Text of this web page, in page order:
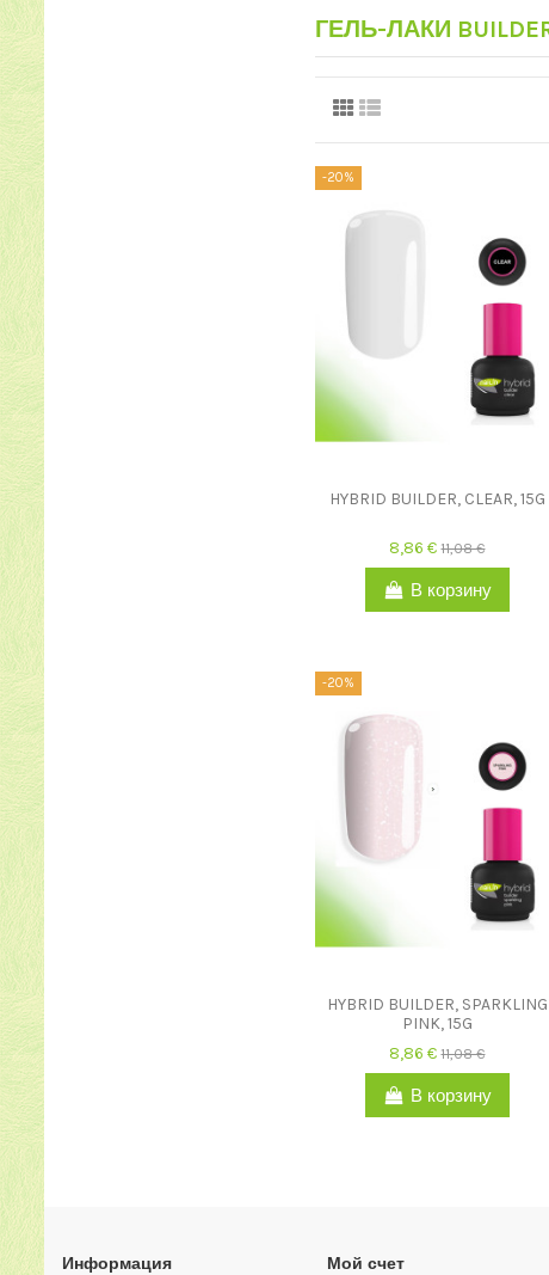
ГЕЛЬ-ЛАКИ
-20%
HYBRID BUILDER, CLEAR, 15G
8,86 €11,08 €
В корзину
-20%
HYBRID BUILDER, SPARKLING
PINK, 15G
8,86 €11,08 €
В корзину
Информация Мой счет